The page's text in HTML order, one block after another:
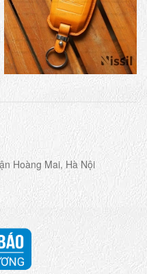
Hoàng Mai, Hà Nội